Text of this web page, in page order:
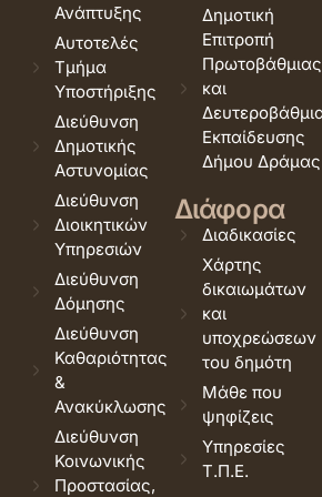
Ανάπτυξης
Αυτοτελές
Τμήμα
Υποστήριξης
Διεύθυνση
Δημοτικής
Αστυνομίας
Διεύθυνση
Διοικητικών
Υπηρεσιών
Διεύθυνση
Δόμησης
Διεύθυνση
Καθαριότητας
&
Ανακύκλωσης
Διεύθυνση
Κοινωνικής
Προστασίας,
Δημοτική
Επιτροπή
Πρωτοβάθμιας
και
Εκπαίδευσης
Δήμου Δράμας
Διάφορα
Διαδικασίες
Χάρτης
δικαιωμάτων
και
υποχρεώσεων
του δημότη
Μάθε που
ψηφίζεις
Υπηρεσίες
Τ.Π.Ε.